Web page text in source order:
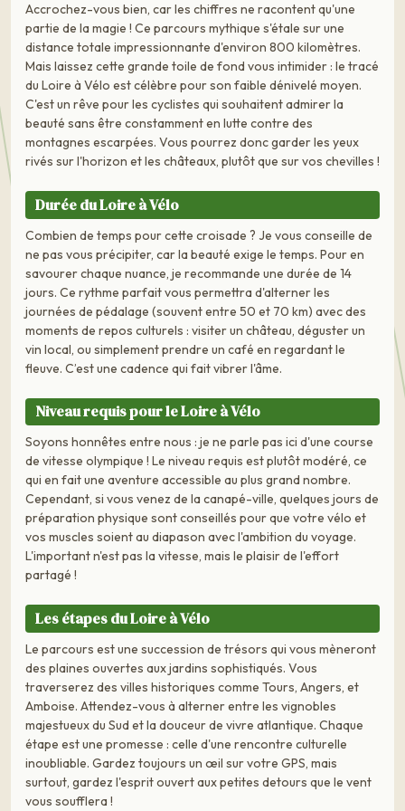
Accrochez-vous bien, car les chiffres ne racontent qu'une
partie de la magie ! Ce parcours mythique s'étale sur une
distance totale impressionnante d'environ 800 kilomètres.
Mais laissez cette grande toile de fond vous intimider : le tracé
du Loire à Vélo est célèbre pour son faible dénivelé moyen.
C'est un rêve pour les cyclistes qui souhaitent admirer la
beauté sans être constamment en lutte contre des
montagnes escarpées. Vous pourrez donc garder les yeux
rivés sur l'horizon et les châteaux, plutôt que sur vos chevilles !
Durée du Loire à Vélo
Combien de temps pour cette croisade ? Je vous conseille de
ne pas vous précipiter, car la beauté exige le temps. Pour en
savourer chaque nuance, je recommande une durée de 14
jours. Ce rythme parfait vous permettra d'alterner les
journées de pédalage (souvent entre 50 et 70 km) avec des
moments de repos culturels : visiter un château, déguster un
vin local, ou simplement prendre un café en regardant le
fleuve. C’est une cadence qui fait vibrer l'âme.
Niveau requis pour le Loire à Vélo
Soyons honnêtes entre nous : je ne parle pas ici d'une course
de vitesse olympique ! Le niveau requis est plutôt modéré, ce
qui en fait une aventure accessible au plus grand nombre.
Cependant, si vous venez de la canapé-ville, quelques jours de
préparation physique sont conseillés pour que votre vélo et
vos muscles soient au diapason avec l'ambition du voyage.
L'important n'est pas la vitesse, mais le plaisir de l'effort
partagé !
Les étapes du Loire à Vélo
Le parcours est une succession de trésors qui vous mèneront
des plaines ouvertes aux jardins sophistiqués. Vous
traverserez des villes historiques comme Tours, Angers, et
Amboise. Attendez-vous à alterner entre les vignobles
majestueux du Sud et la douceur de vivre atlantique. Chaque
étape est une promesse : celle d'une rencontre culturelle
inoubliable. Gardez toujours un œil sur votre GPS, mais
surtout, gardez l'esprit ouvert aux petites detours que le vent
vous soufflera !